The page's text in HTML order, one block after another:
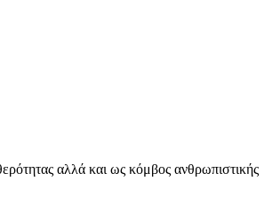
αλλά και ως κόμβος ανθρωπιστικής